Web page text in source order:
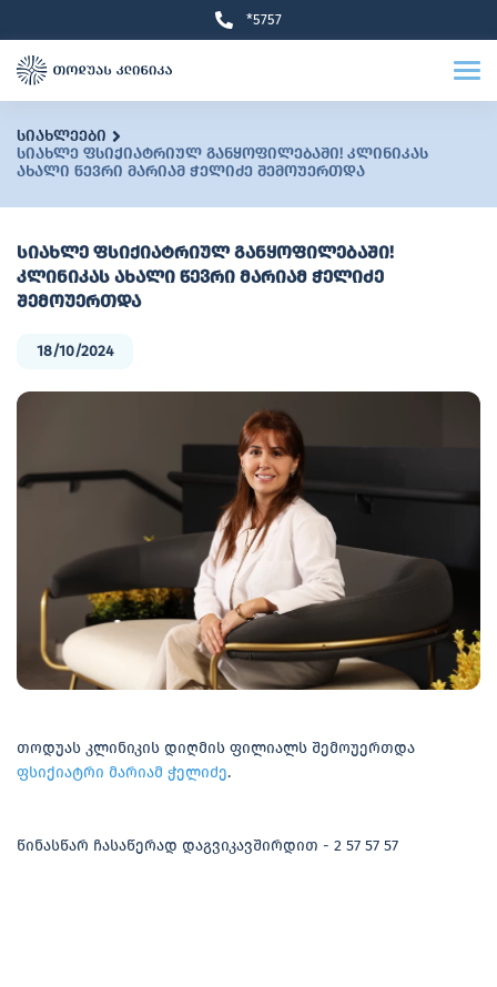
*5757
სიახლეები
სიახლე ფსიქიატრიულ განყოფილებაში! კლინიკას
ახალი წევრი მარიამ ჭელიძე შემოუერთდა
სიახლე ფსიქიატრიულ განყოფილებაში!
კლინიკას ახალი წევრი მარიამ ჭელიძე
შემოუერთდა
18/10/2024
თოდუას კლინიკის დიღმის ფილიალს შემოუერთდა
ფსიქიატრი მარიამ ჭელიძე.
წინასწარ ჩასაწერად დაგვიკავშირდით - 2 57 57 57